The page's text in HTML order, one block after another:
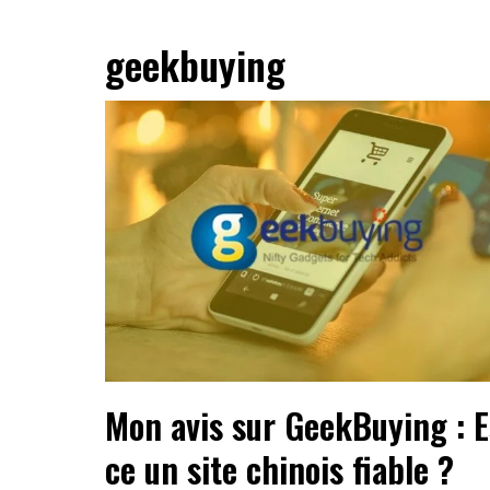
geekbuying
Mon avis sur GeekBuying :
ce un site chinois fiable ?